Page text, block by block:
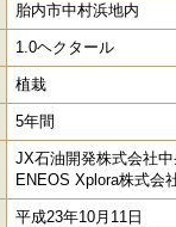
胎内市中村浜地内
1.0ヘクタール
植栽
5年間
JX石油開発株式会社中
ENEOS Xplora株式会
平成23年10月11日